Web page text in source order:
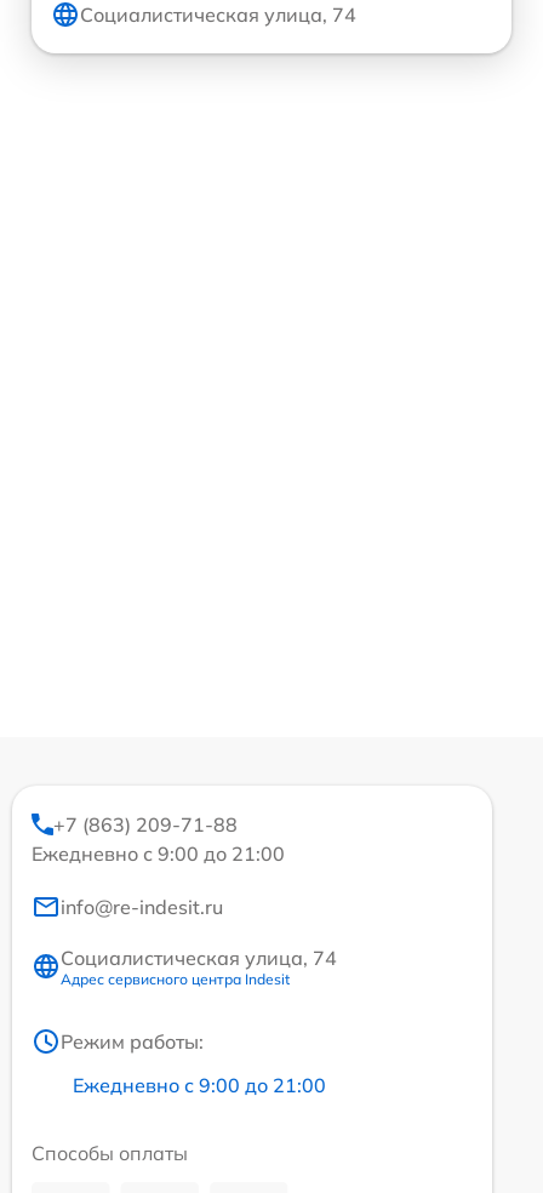
Социалистическая улица, 74
+7 (863) 209-71-88
Ежедневно с 9:00 до 21:00
info@re-indesit.ru
Социалистическая улица, 74
Адрес сервисного центра Indesit
Режим работы:
Ежедневно с 9:00 до 21:00
Способы оплаты